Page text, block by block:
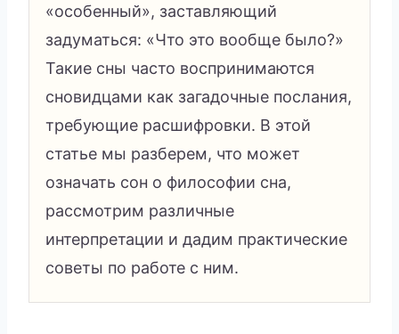
«особенный», заставляющий
задуматься: «Что это вообще было?»
Такие сны часто воспринимаются
сновидцами как загадочные послания,
требующие расшифровки. В этой
статье мы разберем, что может
означать сон о философии сна,
рассмотрим различные
интерпретации и дадим практические
советы по работе с ним.